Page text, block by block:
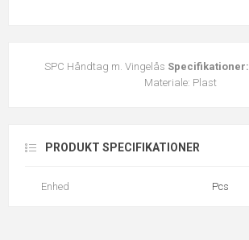
SPC Håndtag m. Vingelås Specifikationer:
Materiale: Plast
PRODUKT SPECIFIKATIONER
Enhed Pcs